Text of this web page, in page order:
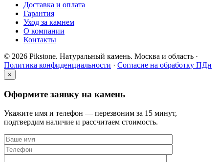
Доставка и оплата
Гарантия
Уход за камнем
О компании
Контакты
© 2026 Pikstone. Натуральный камень. Москва и область ·
Политика конфиденциальности · Согласие на обработку ПДн
×
Оформите заявку на камень
Укажите имя и телефон — перезвоним за 15 минут,
подтвердим наличие и рассчитаем стоимость.